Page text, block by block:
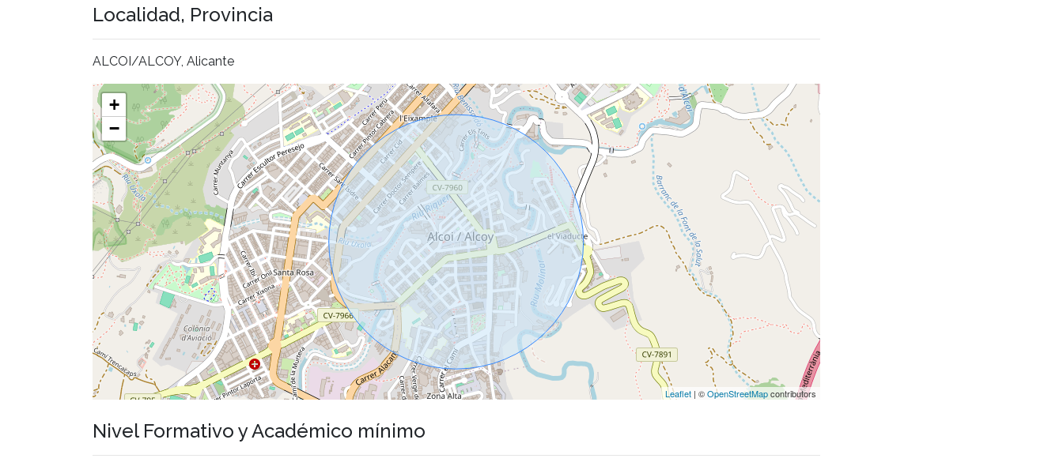
Localidad, Provincia
ALCOI/ALCOY, Alicante
+
−
Leaflet | ©OpenStreetMapcontributors
Nivel Formativo y Académico mínimo